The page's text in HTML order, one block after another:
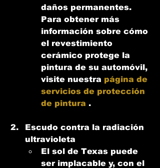
daños permanentes.
Para obtener más
información sobre cómo
el revestimiento
cerámico protege la
pintura de su automóvil,
visite nuestra página de
servicios de protección
de pintura .
Escudo contra la radiación
ultravioleta
El sol de Texas puede
ser implacable y, con el